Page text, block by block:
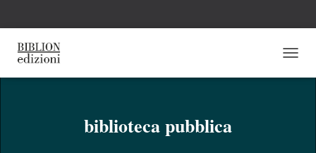
biblioteca pubblica